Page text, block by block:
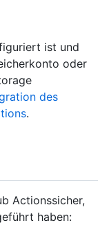
ist und
oder
des
.
Actionssicher,
haben: